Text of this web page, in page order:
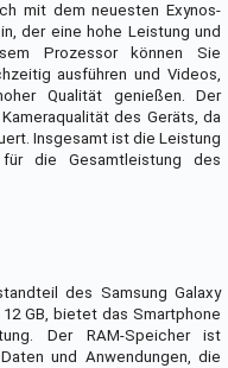
mit dem neuesten Exynos-
der eine hohe Leistung und
Prozessor können Sie
ausführen und Videos,
Qualität genießen. Der
des Geräts, da
Insgesamt ist die Leistung
die Gesamtleistung des
des Samsung Galaxy
GB, bietet das Smartphone
Der RAM-Speicher ist
und Anwendungen, die